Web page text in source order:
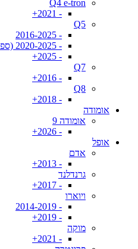
Q4 e-tron
- 2021+
Q5
- 2016-2025
- 2020-2025 (ספורטבק)
- 2025+
Q7
- 2016+
Q8
- 2018+
אומודה
אומודה 9
- 2026+
אופל
אדם
- 2013+
גרנדלנד
- 2017+
ויוארו
- 2014-2019
- 2019+
מוקה
- 2021+